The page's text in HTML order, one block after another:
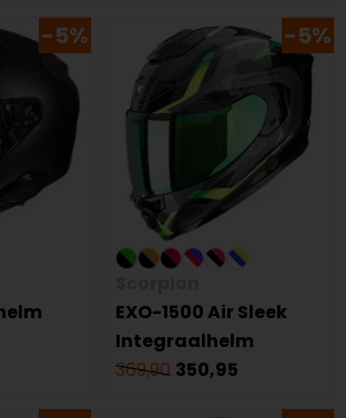
-5% -5%
EXO-1500 Air Sleek
Integraalhelm
369,90 350,95